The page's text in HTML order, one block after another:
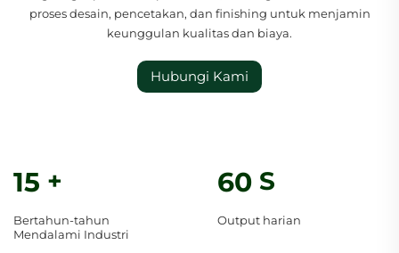
proses desain, pencetakan, dan finishing untuk menjamin
keunggulan kualitas dan biaya.
Hubungi Kami
15 +
Bertahun-tahun
Mendalami Industri
60 S
Output harian